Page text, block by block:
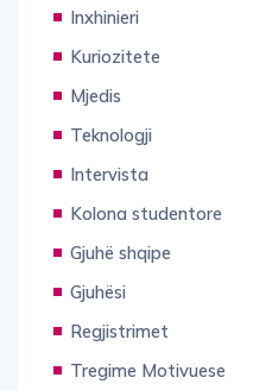
Inxhinieri
Kuriozitete
Mjedis
Teknologji
Intervista
Kolona studentore
Gjuhë shqipe
Gjuhësi
Regjistrimet
Tregime Motivuese